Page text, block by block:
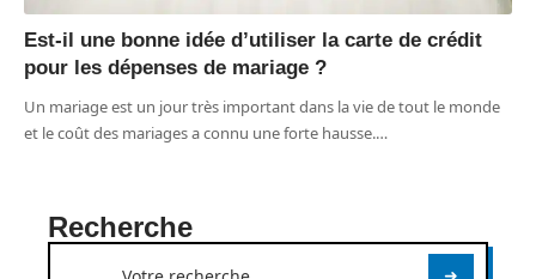
Est-il une bonne idée d’utiliser la carte de crédit
pour les dépenses de mariage ?
Un mariage est un jour très important dans la vie de tout le monde
et le coût des mariages a connu une forte hausse.…
Recherche